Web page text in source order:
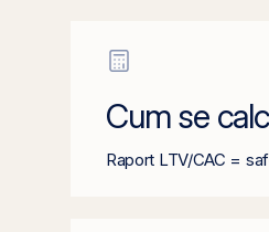
Cum se
Raport LTV/CAC =